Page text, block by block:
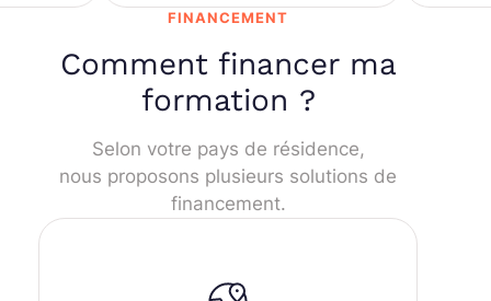
FINANCEMENT
Comment financer ma
formation ?
Selon votre pays de résidence,
nous proposons plusieurs solutions de
financement.